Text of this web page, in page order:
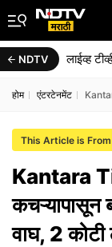
NDTV लाईव्ह
होम एंटरटेनमेंट
This Article is
Kantara
कचऱ्यापासून
वाघ, 2 कोटी